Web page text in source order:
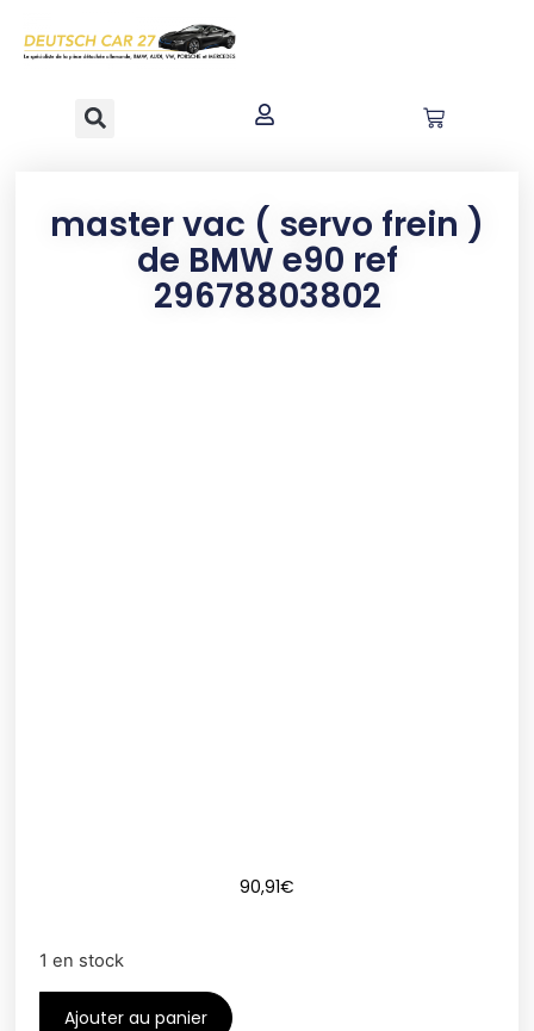
principal
master vac ( servo frein )
de BMW e90 ref
29678803802
90,91€
1 en stock
Ajouter au panier